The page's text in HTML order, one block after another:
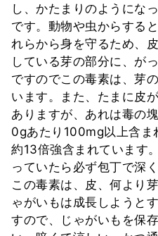
し、かたまりのようにな
です。動物や虫からする
れらから身を守るため、
している芽の部分に、が
ですのでこの毒素は、芽
います。また、たまに皮
ありますが、あれは毒の
0gあたり100mg以上含ま
約13倍強含まれています
っていたら必ず包丁で深
この毒素は、皮、何より
ゃがいもは成長しようと
すので、じゃがいもを保